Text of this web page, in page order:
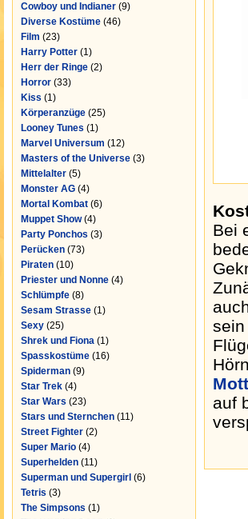
Cowboy und Indianer (9)
Diverse Kostüme (46)
Film (23)
Harry Potter (1)
Herr der Ringe (2)
Horror (33)
Kiss (1)
Körperanzüge (25)
Looney Tunes (1)
Marvel Universum (12)
Masters of the Universe (3)
Mittelalter (5)
Monster AG (4)
Mortal Kombat (6)
Muppet Show(4)
Party Ponchos (3)
Perücken (73)
Piraten (10)
Priester und Nonne (4)
Schlümpfe (8)
Sesam Strasse (1)
Sexy (25)
Shrek und Fiona (1)
Spasskostüme (16)
Spiderman (9)
Star Trek (4)
Star Wars (23)
Stars und Sternchen (11)
Street Fighter (2)
Super Mario (4)
Superhelden (11)
Superman und Supergirl (6)
Tetris (3)
The Simpsons (1)
Bei
sein
auf